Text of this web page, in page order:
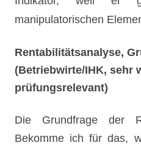
manipulatorischen
Rentabilitätsanalyse,
(Betriebwirte/IHK, sehr
prüfungsrelevant)
Die Grundfrage der
Bekomme ich für das,